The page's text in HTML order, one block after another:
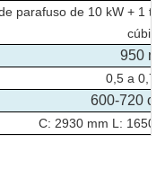
parafuso de 10 kW + 1
cúbico
950
0,5 a 0,7
600-720
C: 2930 mm L: 1650